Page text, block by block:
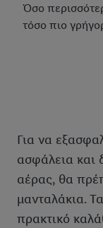
Όσο
τόσο πιο
Για να
ασφάλεια και
αέρας, θα
μανταλάκια.
πρακτικό